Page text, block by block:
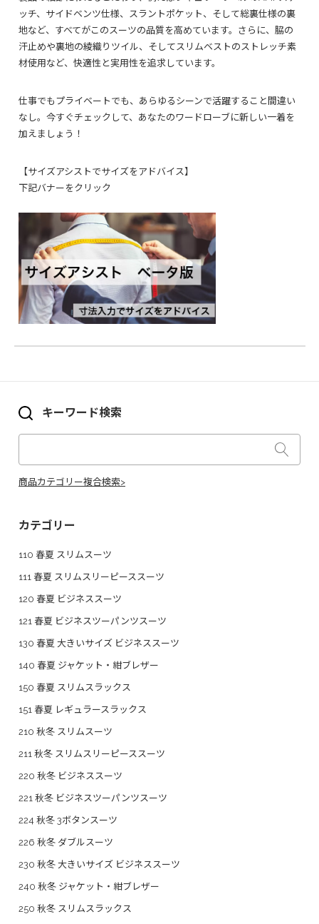
ッチ、サイドベンツ仕様、スラントポケット、そして総裏仕様の裏
地など、すべてがこのスーツの品質を高めています。さらに、脇の
汗止めや裏地の綾織りツイル、そしてスリムベストのストレッチ素
材使用など、快適性と実用性を追求しています。
仕事でもプライベートでも、あらゆるシーンで活躍すること間違い
なし。今すぐチェックして、あなたのワードローブに新しい一着を
加えましょう！
【サイズアシストでサイズをアドバイス】
下記バナーをクリック
キーワード検索
商品カテゴリー複合検索>
カテゴリー
110 春夏 スリムスーツ
111 春夏 スリムスリーピーススーツ
120 春夏 ビジネススーツ
121 春夏 ビジネスツーパンツスーツ
130 春夏 大きいサイズ ビジネススーツ
140 春夏 ジャケット・紺ブレザー
150 春夏 スリムスラックス
151 春夏 レギュラースラックス
210 秋冬 スリムスーツ
211 秋冬 スリムスリーピーススーツ
220 秋冬 ビジネススーツ
221 秋冬 ビジネスツーパンツスーツ
224 秋冬 3ボタンスーツ
226 秋冬 ダブルスーツ
230 秋冬 大きいサイズ ビジネススーツ
240 秋冬 ジャケット・紺ブレザー
250 秋冬 スリムスラックス